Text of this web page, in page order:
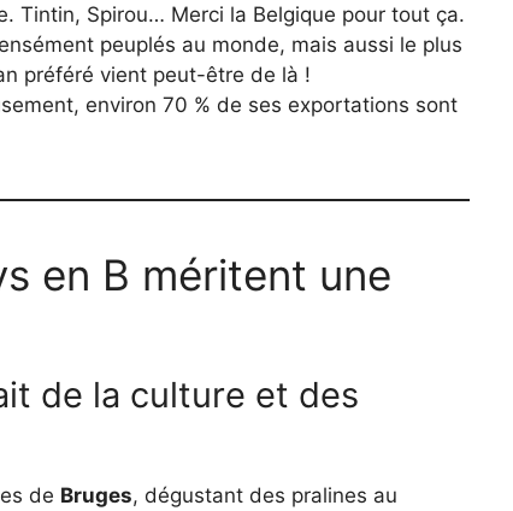
Tintin, Spirou… Merci la Belgique pour tout ça.
peuplés au monde, mais aussi le plus
préféré vient peut-être de là !
environ 70 % de ses exportations sont
en B méritent une
de la culture et des
de Bruges, dégustant des pralines au